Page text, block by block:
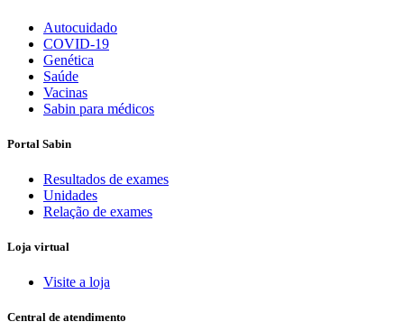
Autocuidado
COVID-19
Genética
Saúde
Vacinas
Sabin para médicos
Portal Sabin
Resultados de exames
Unidades
Relação de exames
Loja virtual
Visite a loja
Central de atendimento